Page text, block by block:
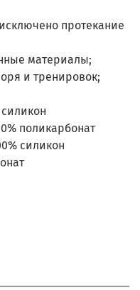
протекание
материалы;
и тренировок;
поликарбонат
силикон